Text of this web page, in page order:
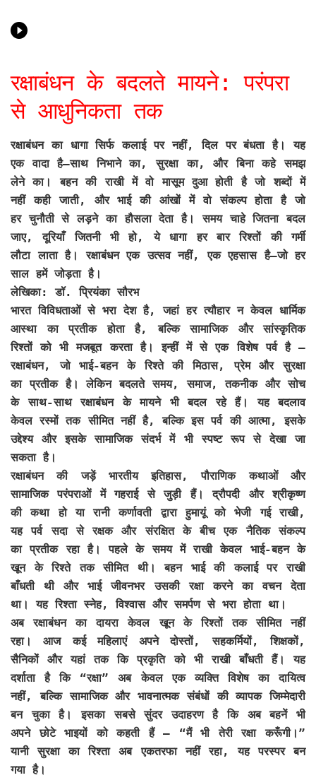
रक्षाबंधन के बदलते मायने: परंपरा
से आधुनिकता तक
रक्षाबंधन का धागा सिर्फ कलाई पर नहीं, दिल पर बंधता है। यह
एक वादा है—साथ निभाने का, सुरक्षा का, और बिना कहे समझ
लेने का। बहन की राखी में वो मासूम दुआ होती है जो शब्दों में
नहीं कही जाती, और भाई की आंखों में वो संकल्प होता है जो
हर चुनौती से लड़ने का हौसला देता है। समय चाहे जितना बदल
जाए, दूरियाँ जितनी भी हो, ये धागा हर बार रिश्तों की गर्मी
लौटा लाता है। रक्षाबंधन एक उत्सव नहीं, एक एहसास है—जो हर
साल हमें जोड़ता है।
लेखिका: डॉ. प्रियंका सौरभ
भारत विविधताओं से भरा देश है, जहां हर त्यौहार न केवल धार्मिक
आस्था का प्रतीक होता है, बल्कि सामाजिक और सांस्कृतिक
रिश्तों को भी मजबूत करता है। इन्हीं में से एक विशेष पर्व है —
रक्षाबंधन, जो भाई-बहन के रिश्ते की मिठास, प्रेम और सुरक्षा
का प्रतीक है। लेकिन बदलते समय, समाज, तकनीक और सोच
के साथ-साथ रक्षाबंधन के मायने भी बदल रहे हैं। यह बदलाव
केवल रस्मों तक सीमित नहीं है, बल्कि इस पर्व की आत्मा, इसके
उद्देश्य और इसके सामाजिक संदर्भ में भी स्पष्ट रूप से देखा जा
सकता है।
रक्षाबंधन की जड़ें भारतीय इतिहास, पौराणिक कथाओं और
सामाजिक परंपराओं में गहराई से जुड़ी हैं। द्रौपदी और श्रीकृष्ण
की कथा हो या रानी कर्णावती द्वारा हुमायूं को भेजी गई राखी,
यह पर्व सदा से रक्षक और संरक्षित के बीच एक नैतिक संकल्प
का प्रतीक रहा है। पहले के समय में राखी केवल भाई-बहन के
खून के रिश्ते तक सीमित थी। बहन भाई की कलाई पर राखी
बाँधती थी और भाई जीवनभर उसकी रक्षा करने का वचन देता
था। यह रिश्ता स्नेह, विश्वास और समर्पण से भरा होता था।
अब रक्षाबंधन का दायरा केवल खून के रिश्तों तक सीमित नहीं
रहा। आज कई महिलाएं अपने दोस्तों, सहकर्मियों, शिक्षकों,
सैनिकों और यहां तक कि प्रकृति को भी राखी बाँधती हैं। यह
दर्शाता है कि “रक्षा” अब केवल एक व्यक्ति विशेष का दायित्व
नहीं, बल्कि सामाजिक और भावनात्मक संबंधों की व्यापक जिम्मेदारी
बन चुका है। इसका सबसे सुंदर उदाहरण है कि अब बहनें भी
अपने छोटे भाइयों को कहती हैं — “मैं भी तेरी रक्षा करूँगी।”
यानी सुरक्षा का रिश्ता अब एकतरफा नहीं रहा, यह परस्पर बन
गया है।